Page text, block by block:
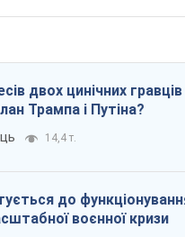
двох цинічних
Трампа і Путіна?
14,4 т.
до
воєнної кризи